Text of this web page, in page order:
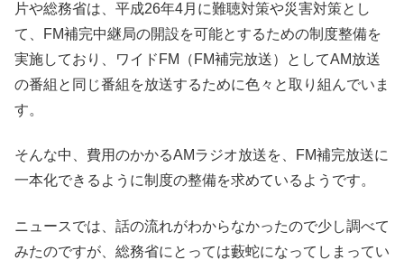
片や総務省は、平成26年4月に難聴対策や災害対策とし
て、FM補完中継局の開設を可能とするための制度整備を
実施しており、ワイドFM（FM補完放送）としてAM放送
の番組と同じ番組を放送するために色々と取り組んでいま
す。
そんな中、費用のかかるAMラジオ放送を、FM補完放送に
一本化できるように制度の整備を求めているようです。
ニュースでは、話の流れがわからなかったので少し調べて
みたのですが、総務省にとっては藪蛇になってしまってい